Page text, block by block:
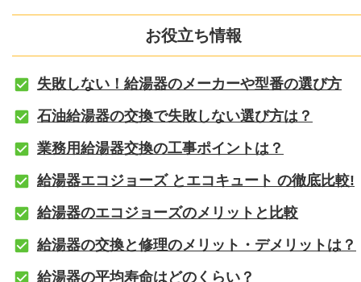
お役立ち情報
失敗しない！給湯器のメーカーや型番の選び方
石油給湯器の交換で失敗しない選び方は？
業務用給湯器交換の工事ポイントは？
給湯器エコジョーズ とエコキュート の徹底比較!
給湯器のエコジョーズのメリットと比較
給湯器の交換と修理のメリット・デメリットは？
給湯器の平均寿命はどのくらい？